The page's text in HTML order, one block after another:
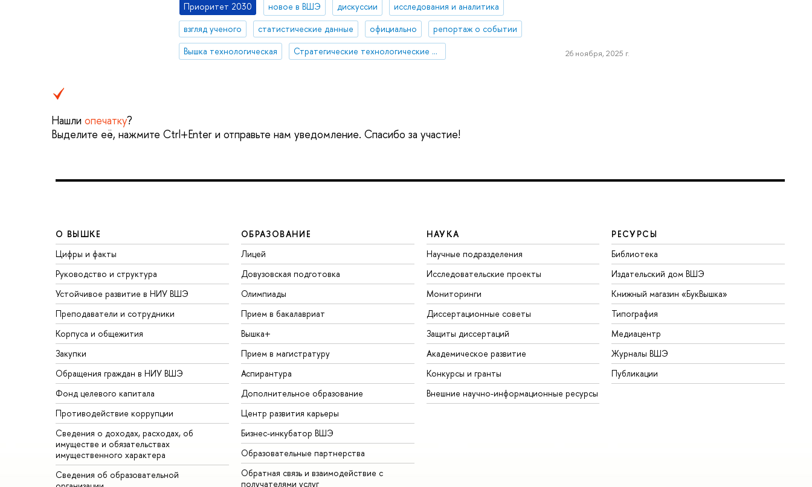
Приоритет 2030 новое в ВШЭ дискуссии
исследования и аналитика
взгляд ученого
статистические данные официально
репортаж о событии
Вышка технологическая
Стратегические технологические проекты 26 ноября, 2025 г.
Нашли опечатку?
Выделите её, нажмите Ctrl+Enter и отправьте нам уведомление. Спасибо за участие!
О ВЫШКЕ
Цифры и факты
Руководство и структура
Устойчивое развитие в НИУ ВШЭ
Преподаватели и сотрудники
Корпуса и общежития
Закупки
Обращения граждан в НИУ ВШЭ
Фонд целевого капитала
Противодействие коррупции
Сведения о доходах, расходах, об
имуществе и обязательствах
имущественного характера
Сведения об образовательной
ОБРАЗОВАНИЕ
Лицей
Довузовская подготовка
Олимпиады
Прием в бакалавриат
Вышка+
Прием в магистратуру
Аспирантура
Дополнительное образование
Центр развития карьеры
Бизнес-инкубатор ВШЭ
Образовательные партнерства
Обратная связь и взаимодействие с
получателями услуг
НАУКА
Научные подразделения
Исследовательские проекты
Мониторинги
Диссертационные советы
Защиты диссертаций
Академическое развитие
Конкурсы и гранты
Внешние научно-информационные ресурсы
РЕСУРСЫ
Библиотека
Издательский дом ВШЭ
Книжный магазин «БукВышка»
Типография
Медиацентр
Журналы ВШЭ
Публикации